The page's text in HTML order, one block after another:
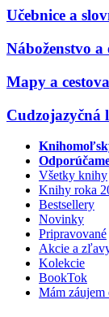
Učebnice a
Náboženstvo a
Mapy a
Cudzojazyčná
Všetky knihy
Knihy roka
Bestsellery
Novinky
Pripravované
Akcie a
Kolekcie
BookTok
Mám záujem